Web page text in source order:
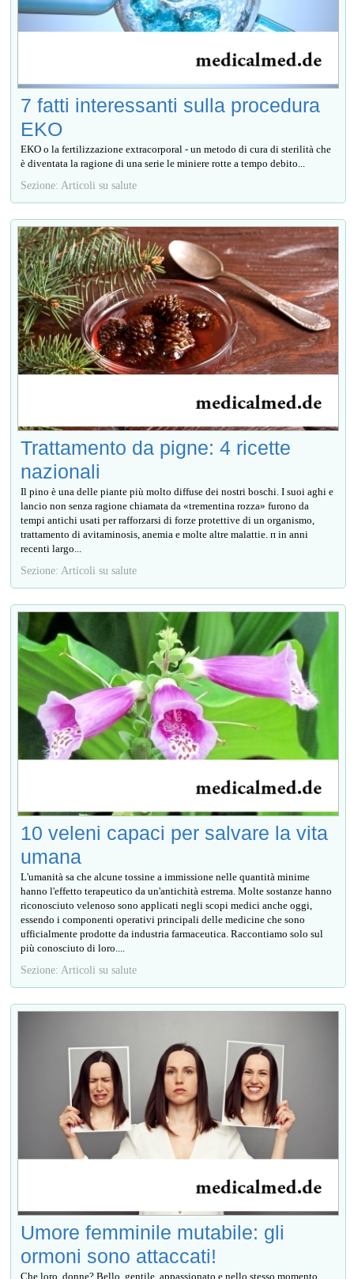
7 fatti interessanti sulla procedura
EKO
EKO o la fertilizzazione extracorporal - un metodo di cura di sterilità che
è diventata la ragione di una serie le miniere rotte a tempo debito...
Sezione: Articoli su salute
Trattamento da pigne: 4 ricette
nazionali
Il pino è una delle piante più molto diffuse dei nostri boschi. I suoi aghi e
lancio non senza ragione chiamata da «trementina rozza» furono da
tempi antichi usati per rafforzarsi di forze protettive di un organismo,
trattamento di avitaminosis, anemia e molte altre malattie. п in anni
recenti largo...
Sezione: Articoli su salute
10 veleni capaci per salvare la vita
umana
L'umanità sa che alcune tossine a immissione nelle quantità minime
hanno l'effetto terapeutico da un'antichità estrema. Molte sostanze hanno
riconosciuto velenoso sono applicati negli scopi medici anche oggi,
essendo i componenti operativi principali delle medicine che sono
ufficialmente prodotte da industria farmaceutica. Raccontiamo solo sul
più conosciuto di loro....
Sezione: Articoli su salute
Umore femminile mutabile: gli
ormoni sono attaccati!
Che loro, donne? Bello, gentile, appassionato e nello stesso momento